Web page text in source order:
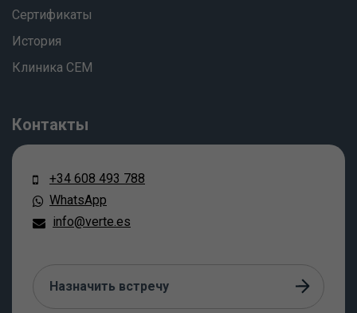
Сертификаты
История
Клиника СЕМ
Контакты
+34 608 493 788
WhatsApp
info@verte.es
Назначить встречу